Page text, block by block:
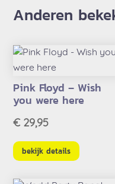
Anderen
Pink Floyd – Wish
you were here
€ 29,95
bekijk details